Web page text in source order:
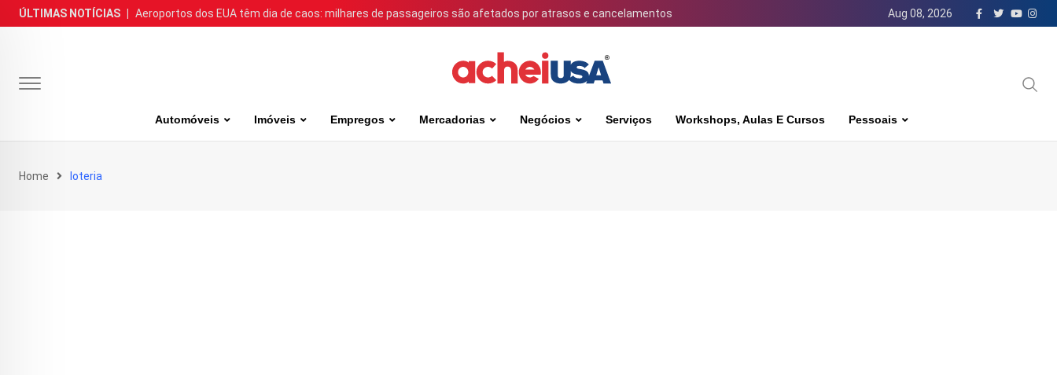
Skip
to
ÚLTIMAS NOTÍCIAS Aeroportos dos EUA têm dia de caos: milhares de passageiros são afetados por atrasos e cancelamentos Aug 08, 2026
Automóveis Imóveis Empregos Mercadorias Negócios Serviços Workshops, Aulas E Cursos Pessoais
Home loteria